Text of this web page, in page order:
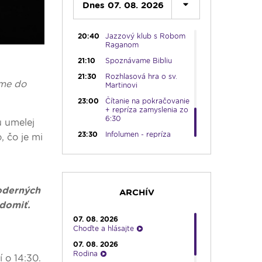
do
umelej
čo je mi
o 14:30.
Dnes 07. 08. 2026
noc
20:10
Večera u Slováka
20:40
Jazzový klub s Robom
Raganom
21:10
Spoznávame Bibliu
21:30
Rozhlasová hra o sv.
Martinovi
23:00
Čítanie na pokračovanie
+ repríza zamyslenia zo
6:30
23:30
Infolumen - repríza
ARCHÍV
07. 08. 2026
Choďte a hlásajte
07. 08. 2026
Rodina